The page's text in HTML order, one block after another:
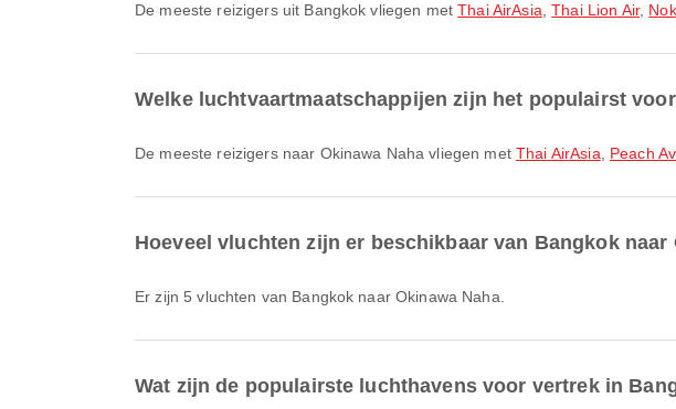
De meeste reizigers uit Bangkok vliegen metThai AirAsia ,Thai Lion Air,
Welke luchtvaartmaatschappijen zijn het populairst
De meeste reizigers naar Okinawa Naha vliegen metThai AirAsia Peach
Hoeveel vluchten zijn er beschikbaar van Bangkok naar
Er zijn 5 vluchten van Bangkok naar Okinawa Naha.
Wat zijn de populairste luchthavens voor vertrek in